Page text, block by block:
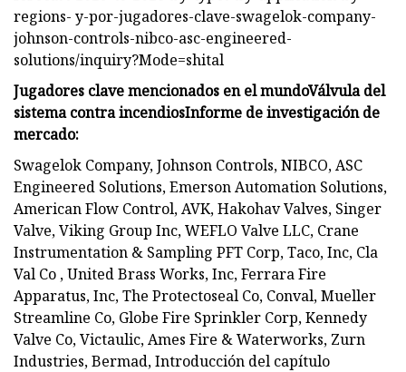
regions- y-por-jugadores-clave-swagelok-company-
johnson-controls-nibco-asc-engineered-
solutions/inquiry?Mode=shital
Jugadores clave mencionados en el mundoVálvula del
sistema contra incendiosInforme de investigación de
mercado:
Swagelok Company, Johnson Controls, NIBCO, ASC
Engineered Solutions, Emerson Automation Solutions,
American Flow Control, AVK, Hakohav Valves, Singer
Valve, Viking Group Inc, WEFLO Valve LLC, Crane
Instrumentation & Sampling PFT Corp, Taco, Inc, Cla
Val Co , United Brass Works, Inc, Ferrara Fire
Apparatus, Inc, The Protectoseal Co, Conval, Mueller
Streamline Co, Globe Fire Sprinkler Corp, Kennedy
Valve Co, Victaulic, Ames Fire & Waterworks, Zurn
Industries, Bermad, Introducción del capítulo